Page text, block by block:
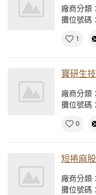
廠商分類：
攤位號碼
1
寶研生
廠商分類：
攤位號碼
0
短捲麻
廠商分類：
攤位號碼